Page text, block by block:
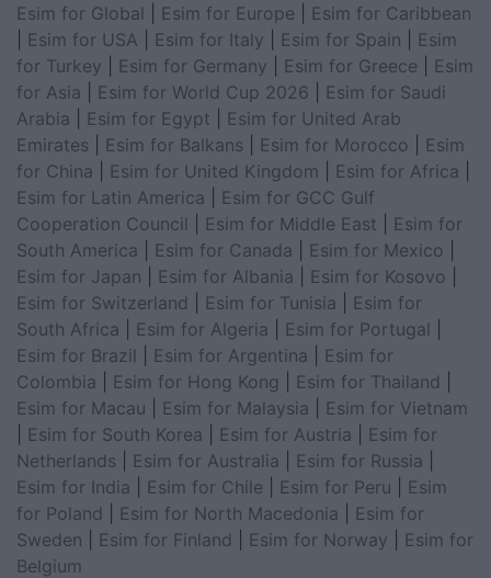
Esim for Global Esim for Europe
Esim for Caribbean
Esim for USA Esim for Italy Esim for Spain
Esim
for Turkey
Esim for Germany Esim for Greece
Esim
for Asia
Esim for World Cup 2026
Esim for Saudi
Arabia
Esim for Egypt
Esim for United Arab
Emirates
Esim for Balkans Esim for Morocco
Esim
for China
Esim for United Kingdom Esim for Africa
Esim for Latin America
Esim for GCC Gulf
Cooperation Council
Esim for Middle East
Esim for
South America
Esim for Canada Esim for Mexico
Esim for Japan
Esim for Albania Esim for Kosovo
Esim for Switzerland
Esim for Tunisia
Esim for
South Africa
Esim for Algeria Esim for Portugal
Esim for Brazil
Esim for Argentina
Esim for
Colombia
Esim for Hong Kong Esim for Thailand
Esim for Macau
Esim for Malaysia
Esim for Vietnam
Esim for South Korea Esim for Austria
Esim for
Netherlands
Esim for Australia Esim for Russia
Esim for India
Esim for Chile Esim for Peru
Esim
for Poland
Esim for North Macedonia
Esim for
Sweden
Esim for Finland Esim for Norway
Esim for
Belgium